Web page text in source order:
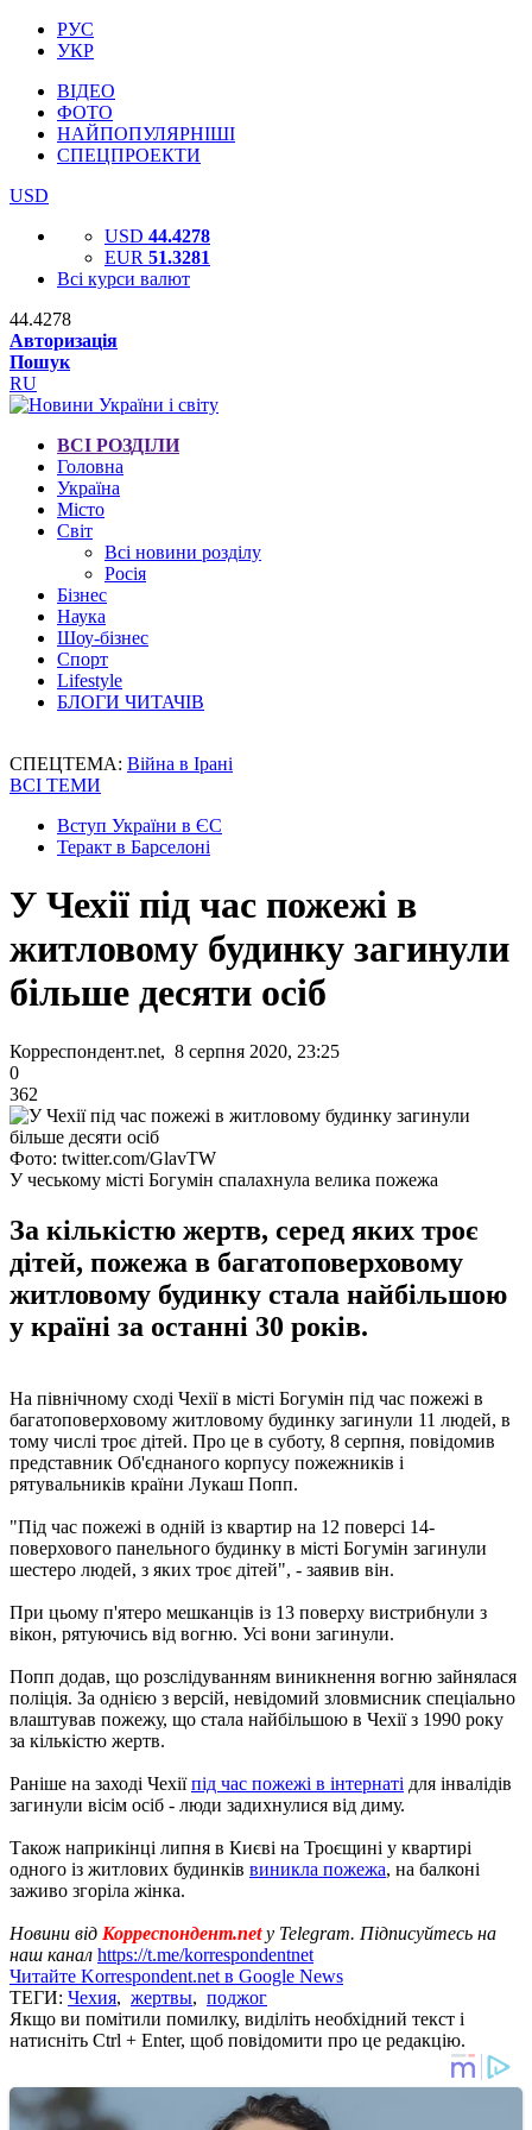
РУС
УКР
ВІДЕО
ФОТО
НАЙПОПУЛЯРНІШІ
СПЕЦПРОЕКТИ
USD
USD 44.4278
EUR 51.3281
Всі курси валют
44.4278
Авторизація
Пошук
RU
ВСІ РОЗДІЛИ
Головна
Україна
Місто
Світ
Всі новини розділу
Росія
Бізнес
Наука
Шоу-бізнес
Спорт
Lifestyle
БЛОГИ ЧИТАЧІВ
СПЕЦТЕМА: Війна в Ірані
ВСІ ТЕМИ
Вступ України в ЄС
Теракт в Барселоні
У Чехії під час пожежі в
житловому будинку загинули
більше десяти осіб
Корреспондент.net, 8 серпня 2020, 23:25
0
362
Фото: twitter.com/GlavTW
У чеському місті Богумін спалахнула велика пожежа
За кількістю жертв, серед яких троє
дітей, пожежа в багатоповерховому
житловому будинку стала найбільшою
у країні за останні 30 років.
На північному сході Чехії в місті Богумін під час пожежі в
багатоповерховому житловому будинку загинули 11 людей, в
тому числі троє дітей. Про це в суботу, 8 серпня, повідомив
представник Об'єднаного корпусу пожежників і
рятувальників країни Лукаш Попп.
"Під час пожежі в одній із квартир на 12 поверсі 14-
поверхового панельного будинку в місті Богумін загинули
шестеро людей, з яких троє дітей", - заявив він.
При цьому п'ятеро мешканців із 13 поверху вистрибнули з
вікон, рятуючись від вогню. Усі вони загинули.
Попп додав, що розслідуванням виникнення вогню зайнялася
поліція. За однією з версій, невідомий зловмисник спеціально
влаштував пожежу, що стала найбільшою в Чехії з 1990 року
за кількістю жертв.
Раніше на заході Чехіїпід час пожежі в інтернаті для інвалідів
загинули вісім осіб - люди задихнулися від диму.
Також наприкінці липня в Києві на Троєщині у квартирі
одного із житлових будинків виникла пожежа, на балконі
заживо згоріла жінка.
Новини від Корреспондент.net у Telegram. Підписуйтесь на
наш канал https://t.me/korrespondentnet
Читайте Korrespondent.net в Google News
ТЕГИ: Чехия, жертвы, поджог
Якщо ви помітили помилку, виділіть необхідний текст і
натисніть Ctrl + Enter, щоб повідомити про це редакцію.